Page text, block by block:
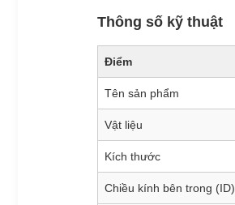
Thông số kỹ thuật
Điểm
Tên sản phẩm
Vật liệu
Kích thước
Chiều kính bên trong (ID)